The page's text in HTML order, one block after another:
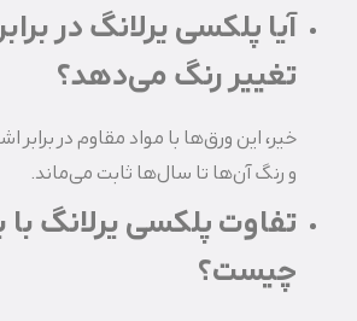
آیا پلکسی یرلانگ در
تغییر رنگ می‌دهد؟
خیر، این ورق‌ها با مواد مقاوم در برابر
و رنگ آن‌ها تا سال‌ها ثابت می‌ماند.
چیست؟